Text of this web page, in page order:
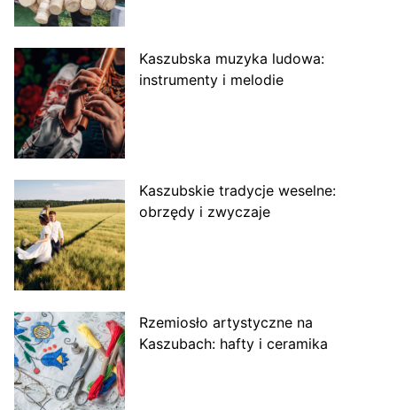
Kaszubska muzyka ludowa:
instrumenty i melodie
Kaszubskie tradycje weselne:
obrzędy i zwyczaje
Rzemiosło artystyczne na
Kaszubach: hafty i ceramika